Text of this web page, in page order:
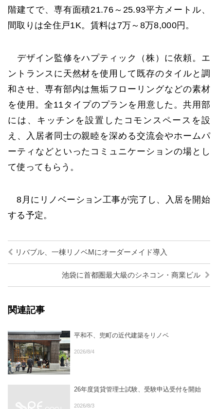
階建てで、専有面積21.76～25.93平方メートル、
間取りは全住戸1K。賃料は7万～8万8,000円。
デザイン監修をハプティック（株）に依頼。エ
ントランスに天然材を使用して既存のタイルと調
和させ、専有部内は無垢フローリングなどの素材
を使用。全11タイプのプランを用意した。共用部
には、キッチンを設置したコモンスペースを設
え、入居者同士の親睦を深める交流会やホームパ
ーティなどといったコミュニケーションの場とし
て使ってもらう。
8月にリノベーション工事が完了し、入居を開始
する予定。
リバブル、一棟リノベMにオーダーメイド導入
池袋に首都圏最大級のシネコン・商業ビル
関連記事
平和不、兜町の近代建築をリノベ
2026/8/4
26年度賃貸管理士試験、受験申込受付を開始
2026/8/3